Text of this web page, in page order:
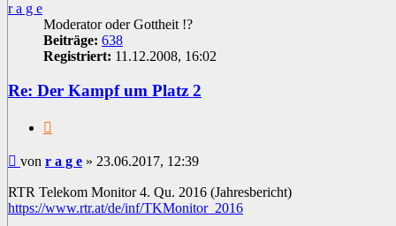
r a g e
Moderator oder Gottheit !?
Beiträge: 638
Registriert: 11.12.2008, 16:02
Re: Der Kampf um Platz 2
Beitrag
von r a g e » 23.06.2017, 12:39
RTR Telekom Monitor 4. Qu. 2016 (Jahresbericht)
https://www.rtr.at/de/inf/TKMonitor_2016